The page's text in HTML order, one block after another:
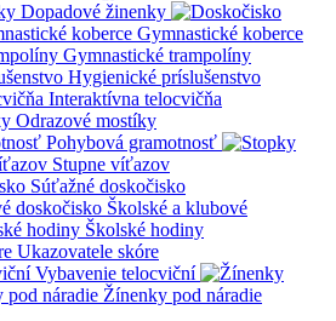
Dopadové žinenky
Gymnastické koberce
Gymnastické trampolíny
Hygienické príslušenstvo
Interaktívna telocvičňa
Odrazové mostíky
Pohybová gramotnosť
Stupne víťazov
Súťažné doskočisko
Školské a klubové
Školské hodiny
Ukazovatele skóre
Vybavenie telocviční
Žínenky pod náradie